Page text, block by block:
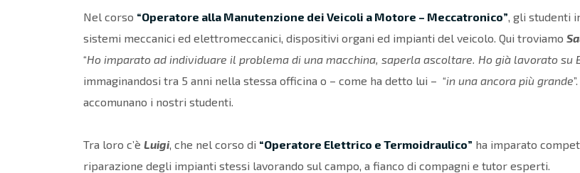
Nel corso “Operatore alla Manutenzione dei Veicoli a Motore – Meccatronico”, gli studenti
sistemi meccanici ed elettromeccanici, dispositivi organi ed impianti del veicolo. Qui troviamo
“Ho imparato ad individuare il problema di una macchina, saperla ascoltare. Ho già lavorato su
immaginandosi tra 5 anni nella stessa officina o – come ha detto lui – “in una ancora più grande”.
accomunano i nostri studenti.
Tra loro c’è Luigi, che nel corso di “Operatore Elettrico e Termoidraulico” ha imparato
riparazione degli impianti stessi lavorando sul campo, a fianco di compagni e tutor esperti.